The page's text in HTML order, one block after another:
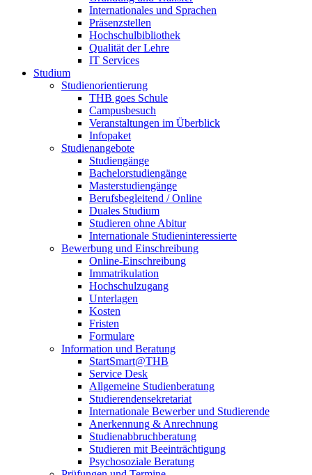
Internationales und Sprachen
Präsenzstellen
Hochschulbibliothek
Qualität der Lehre
IT Services
Studium
Studienorientierung
THB goes Schule
Campusbesuch
Veranstaltungen im Überblick
Infopaket
Studienangebote
Studiengänge
Bachelorstudiengänge
Masterstudiengänge
Berufsbegleitend / Online
Duales Studium
Studieren ohne Abitur
Internationale Studieninteressierte
Bewerbung und Einschreibung
Online-Einschreibung
Immatrikulation
Hochschulzugang
Unterlagen
Kosten
Fristen
Formulare
Information und Beratung
StartSmart@THB
Service Desk
Allgemeine Studienberatung
Studierendensekretariat
Internationale Bewerber und Studierende
Anerkennung & Anrechnung
Studienabbruchberatung
Studieren mit Beeinträchtigung
Psychosoziale Beratung